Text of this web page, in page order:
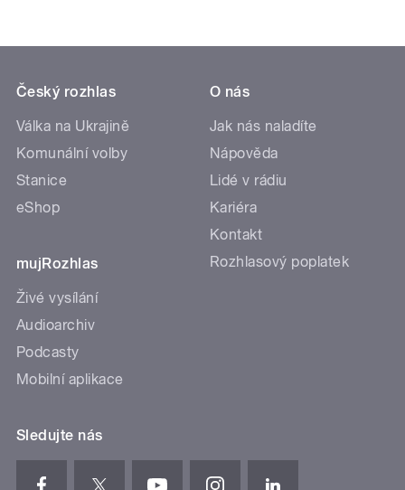
Český rozhlas
Válka na Ukrajině
Komunální volby
Stanice
eShop
mujRozhlas
Živé vysílání
Audioarchiv
Podcasty
Mobilní aplikace
O nás
Jak nás naladíte
Nápověda
Lidé v rádiu
Kariéra
Kontakt
Rozhlasový poplatek
Sledujte nás